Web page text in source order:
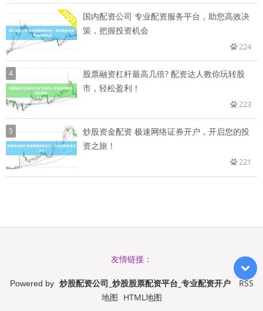
国内配资公司 专业配资服务平台，助您高效决
策，把握投资机会
224
4
股票融资杠杆最高几倍? 配资达人教你玩转股
市，轻松盈利！
223
5
炒股资金配资 极速网络证券开户，开启您的投
资之旅！
221
友情链接：
Powered by 炒股配资公司_炒股股票配资平台_专业配资开户
RSS
地图 HTML地图